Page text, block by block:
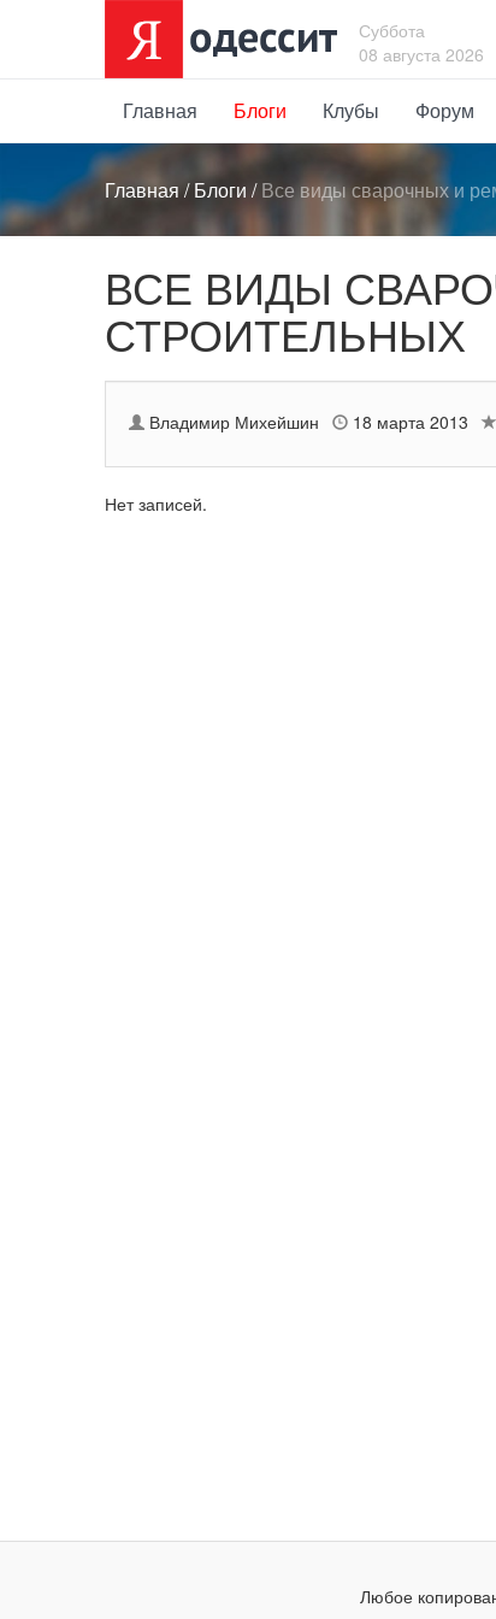
Суббота
08 августа 2026
Главная Блоги Клубы Форум
Главная /Блоги /Все виды сварочных и
ВСЕ ВИДЫ
СТРОИТЕЛЬНЫХ
Владимир Михейшин 18 марта 2013
Нет записей.
Любое